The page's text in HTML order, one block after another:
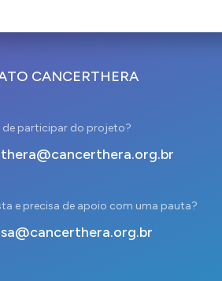
CANCERTHERA
de participar do projeto?
e precisa de apoio com uma pauta?